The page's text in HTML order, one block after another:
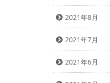
2021年8月
2021年7月
2021年6月